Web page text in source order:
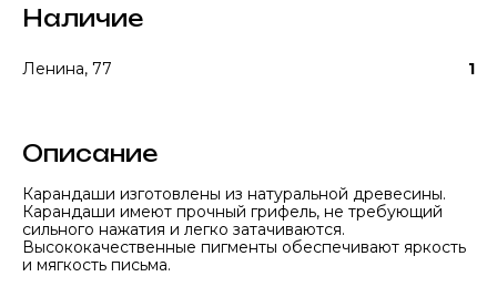
Наличие
Ленина, 77 1
Описание
Карандаши изготовлены из натуральной древесины.
Карандаши имеют прочный грифель, не требующий
сильного нажатия и легко затачиваются.
Высококачественные пигменты обеспечивают яркость
и мягкость письма.